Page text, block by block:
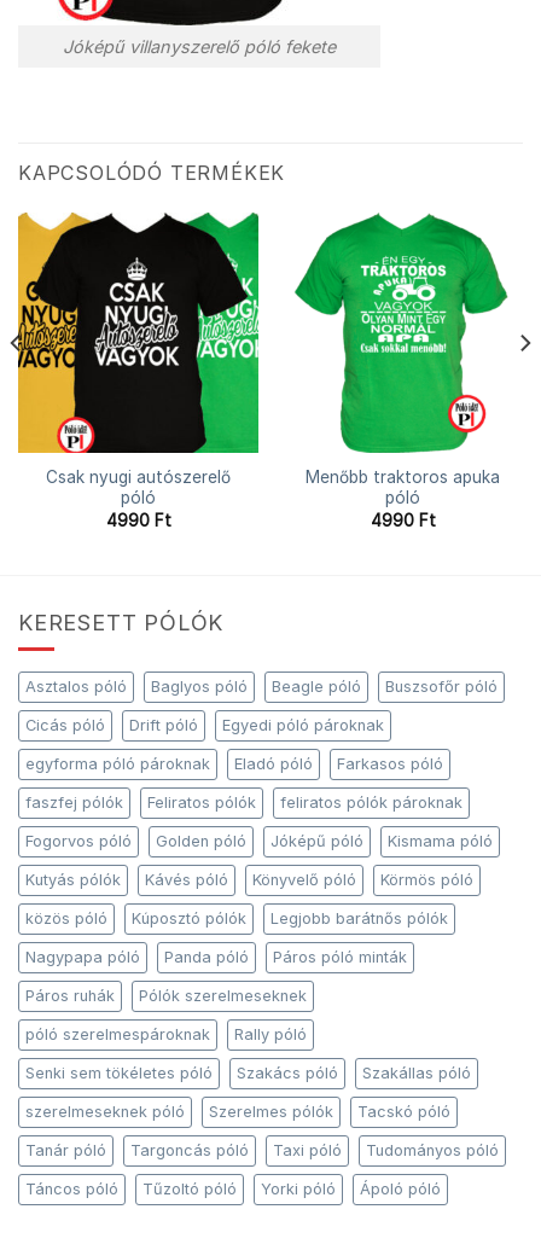
Jóképű villanyszerelő póló fekete
KAPCSOLÓDÓ TERMÉKEK
Csak nyugi autószerelő
póló
4990 Ft
Menőbb traktoros apuka
póló
4990 Ft
KERESETT PÓLÓK
Asztalos póló Baglyos póló Beagle póló Buszsofőr póló
Cicás póló Drift póló Egyedi póló pároknak
egyforma póló pároknak Eladó póló Farkasos póló
faszfej pólók Feliratos pólók feliratos pólók pároknak
Fogorvos póló Golden póló Jóképű póló Kismama póló
Kutyás pólók Kávés póló Könyvelő póló Körmös póló
közös póló Kúposztó pólók Legjobb barátnős pólók
Nagypapa póló Panda póló Páros póló minták
Páros ruhák Pólók szerelmeseknek
póló szerelmespároknak Rally póló
Senki sem tökéletes póló Szakács póló Szakállas póló
szerelmeseknek póló Szerelmes pólók Tacskó póló
Tanár póló Targoncás póló Taxi póló Tudományos póló
Táncos póló Tűzoltó póló Yorki póló Ápoló póló